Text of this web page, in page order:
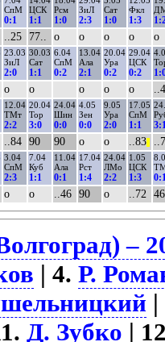
СпМ
0:1
ЦСК
1:1
Рсм
1:0
ЗиЛ
2:3
Сат
1:0
Фкл
1:3
..25 77.. о о о о о
23.03
ЗиЛ
2:0
30.03
Сат
1:1
6.04
СпМ
0:2
13.04
Ала
2:1
20.04
Ура
0:2
29.04
ЦСК
0:2
о о о о о
12.04
ТМт
2:2
20.04
Тор
3:0
24.04
Шин
0:0
4.05
Зен
0:0
9.05
Ура
2:0
17.05
СпМ
1:1
..84 90 90 о о ..83
3.04
СпМ
2:3
7.04
Куб
1:1
11.04
Ала
0:1
17.04
Рст
1:4
24.04
ЛМо
2:2
1.05
ЦСК
1:3
о о ..46 90 о ..72
–
| 4.Р.
Д. Зубко |